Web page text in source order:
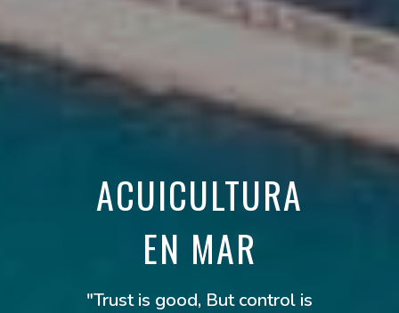
ACUICULTURA
EN MAR
"Trust is good, But control is